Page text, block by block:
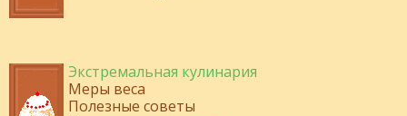
Экстремальная кулинария
Меры веса
Полезные советы